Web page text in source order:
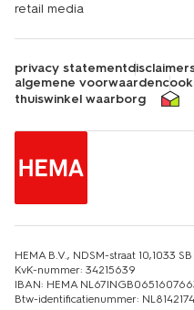
retail media
privacy statementdisclaimer
algemene voorwaarden
thuiswinkel waarborg
HEMA B.V., NDSM-straat 10,1033
KvK-nummer: 34215639
IBAN: HEMA
Btw-identificatienummer: